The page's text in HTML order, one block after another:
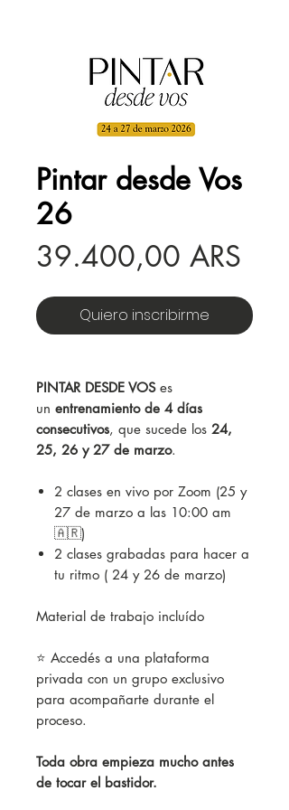
Pintar desde Vos
26
39.400,00 ARS
Quiero inscribirme
PINTAR DESDE VOSes
un entrenamiento de 4 días
consecutivos, que sucede los 24,
25, 26 y 27 de marzo.
2 clases en vivo por Zoom (25 y
27 de marzo a las 10:00 am
🇦🇷)
2 clases grabadas para hacer a
tu ritmo ( 24 y 26 de marzo)
Material de trabajo incluído
⭐️ Accedés a una plataforma
privada con un grupo exclusivo
para acompañarte durante el
proceso.
Toda obra empieza mucho antes
de tocar el bastidor.